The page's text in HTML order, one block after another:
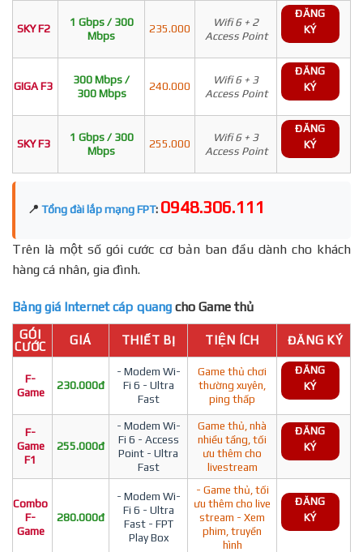
SKY F2
1 Gbps / 300
Mbps
235.000
Wifi 6 + 2
Access Point
ĐĂNG
KÝ
GIGA F3
300 Mbps /
300 Mbps
240.000
Wifi 6 + 3
Access Point
ĐĂNG
KÝ
SKY F3
1 Gbps / 300
Mbps
255.000
Wifi 6 + 3
Access Point
ĐĂNG
KÝ
📍 Tổng đài lắp mạng FPT: 0948.306.111
Trên là một số gói cước cơ bản ban đầu dành cho khách
hàng cá nhân, gia đình.
Bảng giá Internet cáp quang cho Game thủ
GÓI
CƯỚC
GIÁ THIẾT BỊ TIỆN ÍCH ĐĂNG KÝ
F-
Game
230.000đ
- Modem Wi-
Fi 6 - Ultra
Fast
Game thủ chơi
thường xuyên,
ping thấp
ĐĂNG
KÝ
F-
Game
F1
255.000đ
- Modem Wi-
Fi 6 - Access
Point - Ultra
Fast
Game thủ, nhà
nhiều tầng, tối
ưu thêm cho
livestream
ĐĂNG
KÝ
Combo
F-
Game
280.000đ
- Modem Wi-
Fi 6 - Ultra
Fast - FPT
Play Box
- Game thủ, tối
ưu thêm cho live
stream - Xem
phim, truyền
hình
ĐĂNG
KÝ